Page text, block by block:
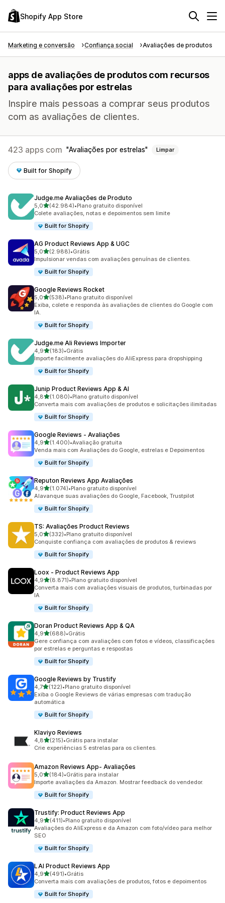
Shopify App Store
Marketing e conversão Confiança social Avaliações de produtos
apps de avaliações de produtos com recursos
para avaliações por estrelas
Inspire mais pessoas a comprar seus produtos
com as avaliações de clientes.
423 apps com Avaliações por estrelas Limpar
Built for Shopify
Judge.me Avaliações de Produto
5,0de 5 estrelas
(42.984)
42984 avaliações ao todo
•Plano gratuito disponível
Colete avaliações, notas e depoimentos sem limite
Built for Shopify
AG Product Reviews App & UGC
5,0de 5 estrelas
(2.988)
2988 avaliações ao todo
•Grátis
Impulsionar vendas com avaliações genuínas de clientes.
Built for Shopify
Google Reviews Rocket
5,0de 5 estrelas
(538)
538 avaliações ao todo
•Plano gratuito disponível
Exiba, colete e responda às avaliações de clientes do Google com
IA.
Built for Shopify
Judge.me Ali Reviews Importer
4,9de 5 estrelas
(183)
183 avaliações ao todo
•Grátis
Importe facilmente avaliações do AliExpress para dropshipping
Built for Shopify
Junip Product Reviews App & AI
4,8de 5 estrelas
(1.080)
1080 avaliações ao todo
•Plano gratuito disponível
Converta mais com avaliações de produtos e solicitações ilimitadas
Built for Shopify
Google Reviews ‑ Avaliações
4,9de 5 estrelas
(1.400)
1400 avaliações ao todo
•Avaliação gratuita
Venda mais com Avaliações do Google, estrelas e Depoimentos
Built for Shopify
Reputon Reviews App Avaliações
4,9de 5 estrelas
(1.074)
1074 avaliações ao todo
•Plano gratuito disponível
Alavanque suas avaliações do Google, Facebook, Trustpilot
Built for Shopify
TS: Avaliações Product Reviews
5,0de 5 estrelas
(332)
332 avaliações ao todo
•Plano gratuito disponível
Conquiste confiança com avaliações de produtos & reviews
Built for Shopify
Loox ‑ Product Reviews App
4,9de 5 estrelas
(8.871)
8871 avaliações ao todo
•Plano gratuito disponível
Converta mais com avaliações visuais de produtos, turbinadas por
IA
Built for Shopify
Doran Product Reviews App & QA
4,9de 5 estrelas
(688)
688 avaliações ao todo
•Grátis
Gere confiança com avaliações com fotos e vídeos, classificações
por estrelas e perguntas e respostas
Built for Shopify
Google Reviews by Trustify
4,7de 5 estrelas
(122)
122 avaliações ao todo
•Plano gratuito disponível
Exiba o Google Reviews de várias empresas com tradução
automática
Built for Shopify
Klaviyo Reviews
4,8de 5 estrelas
(215)
215 avaliações ao todo
•Grátis para instalar
Crie experiências 5 estrelas para os clientes.
Amazon Reviews App‑ Avaliações
5,0de 5 estrelas
(184)
184 avaliações ao todo
•Grátis para instalar
Importe avaliações da Amazon. Mostrar feedback do vendedor.
Built for Shopify
Trustify: Product Reviews App
4,9de 5 estrelas
(411)
411 avaliações ao todo
•Plano gratuito disponível
Avaliações do AliExpress e da Amazon com foto/vídeo para melhor
SEO
Built for Shopify
LAI Product Reviews App
4,9de 5 estrelas
(491)
491 avaliações ao todo
•Grátis
Converta mais com avaliações de produtos, fotos e depoimentos
Built for Shopify